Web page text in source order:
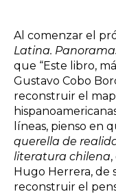
Al comenzar el
Latina.
que “Este libro,
Gustavo Cobo
reconstruir el
líneas, pienso en
querella de
literatura chilena
Hugo Herrera, de
reconstruir el